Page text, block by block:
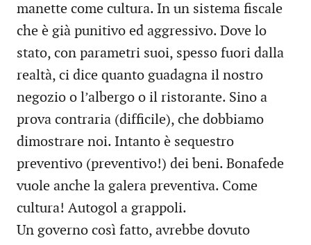
manette come cultura. In un sistema fiscale
che è già punitivo ed aggressivo. Dove lo
stato, con parametri suoi, spesso fuori dalla
realtà, ci dice quanto guadagna il nostro
negozio o l’albergo o il ristorante. Sino a
prova contraria (difficile), che dobbiamo
dimostrare noi. Intanto è sequestro
preventivo (preventivo!) dei beni. Bonafede
vuole anche la galera preventiva. Come
cultura! Autogol a grappoli.
Un governo così fatto, avrebbe dovuto